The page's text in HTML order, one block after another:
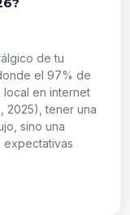
de tu
el 97% de
local en internet
2025), tener una
sino una
expectativas